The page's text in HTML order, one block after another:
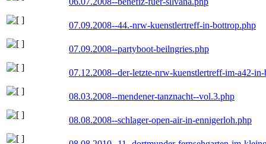
07.09.2008--44.-nrw-kuenstlertreff-in-bottrop.php
07.09.2008--partyboot-beilngries.php
07.12.2008--der-letzte-nrw-kuenstlertreff-im-a42-
08.03.2008--mendener-tanznacht--vol.3.php
08.08.2008--schlager-open-air-in-ennigerloh.php